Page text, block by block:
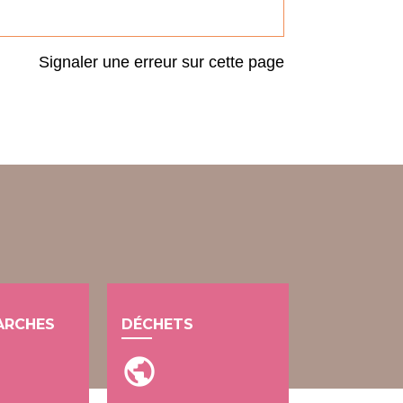
Signaler une erreur sur cette page
DÉCHETS
public